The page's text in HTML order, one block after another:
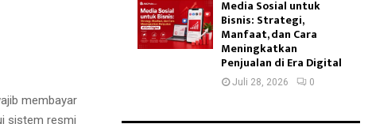
membayar
sistem resmi
Media Sosial untuk
Bisnis: Strategi,
Manfaat, dan Cara
Meningkatkan
Penjualan di Era Digital
Juli 28, 2026 0